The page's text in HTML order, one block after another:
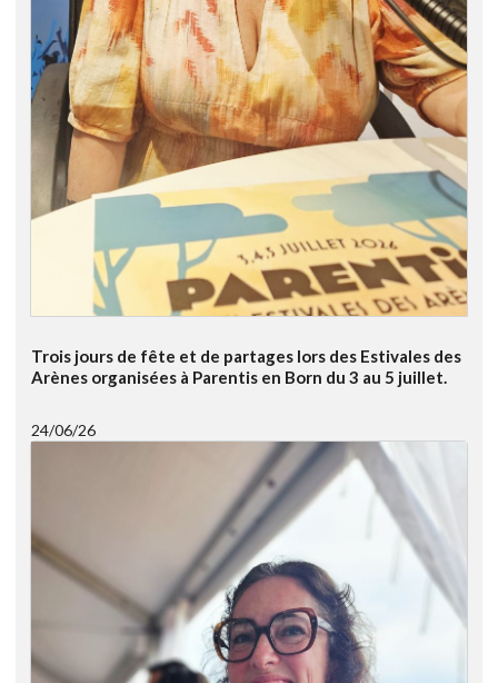
Trois jours de fête et de partages lors des Estivales des
Arènes organisées à Parentis en Born du 3 au 5 juillet.
24/06/26